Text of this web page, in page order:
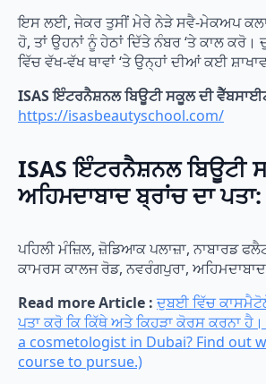
ਇਸ ਲਈ, ਜੇਕਰ ਤੁਸੀਂ ਮੇਰੇ ਨੇੜੇ ਸਵੈ-ਮੇਕਅਪ
ਹੋ, ਤਾਂ ਉਹਨਾਂ ਨੂੰ ਹੇਠਾਂ ਦਿੱਤੇ ਨੰਬਰ ‘ਤੇ ਕਾਲ
ਵਿੱਚ ਵੱਖ-ਵੱਖ ਥਾਵਾਂ ‘ਤੇ ਉਨ੍ਹਾਂ ਦੀਆਂ ਕਈ
ISAS ਇੰਟਰਨੈਸ਼ਨਲ ਬਿਊਟੀ ਸਕੂਲ ਦੀ
https://isasbeautyschool.com/
ISAS ਇੰਟਰਨੈਸ਼ਨਲ ਬਿਊਟੀ
ਅਹਿਮਦਾਬਾਦ ਬ੍ਰਾਂਚ ਦਾ ਪਤਾ:
ਪਹਿਲੀ ਮੰਜ਼ਿਲ, ਜ਼ੋਡਿਆਕ ਪਲਾਜ਼ਾ, ਨਾਬਾਰਡ
ਕਾਮਰਸ ਕਾਲਜ ਰੋਡ, ਨਵਰੰਗਪੁਰਾ,
Read more Article : ਦੁਬਈ ਵਿੱਚ
ਪਤਾ ਕਰੋ ਕਿ ਕਿੱਥੇ ਅਤੇ ਕਿਹੜਾ ਕੋਰਸ ਕਰਨਾ
a cosmetologist in Dubai? Find out
course to pursue.)